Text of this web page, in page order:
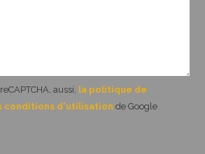
aussi, la politique de
conditions d'utilisation de Google